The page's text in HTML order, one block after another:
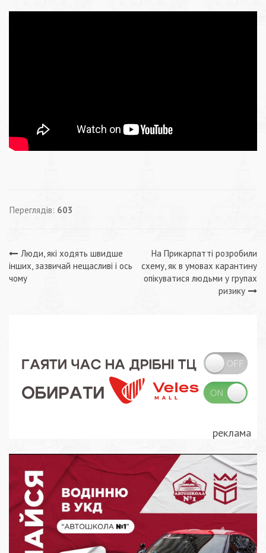
Переглядів: 603
Навігація
записів
Люди, які ходять швидше
інших, зазвичай нещасливі і ось
чому
На Прикарпатті розробили
схему, як в умовах карантину
опікуватися людьми у групах
ризику